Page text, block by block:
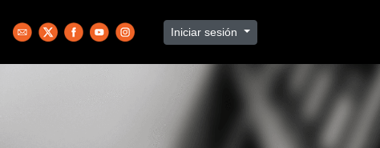
Iniciar sesión